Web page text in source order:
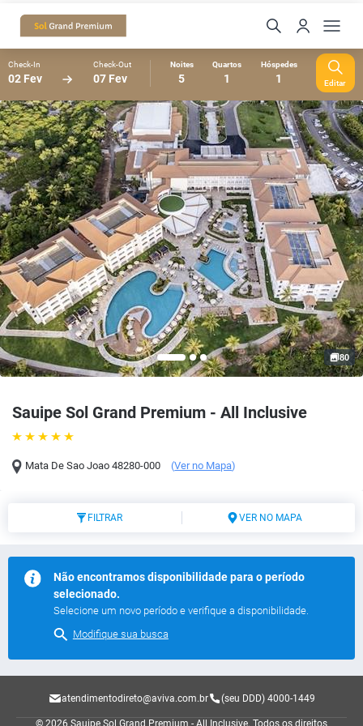
Check-In
02 Fev
Check-Out
07 Fev
Noites
5
Quartos
1
Hóspedes
1 Editar
Sauipe Sol Grand Premium - All Inclusive
Mata De Sao Joao 48280-000 (Ver no Mapa)
80
FILTRAR VER NO MAPA
Não encontramos disponibilidade para o período
selecionado.
Selecione um novo período e verifique a disponibilidade.
Modifique sua busca
atendimentodireto@aviva.com.br (seu DDD) 4000-1449
© 2026 Sauipe Sol Grand Premium - All Inclusive. Todos os direitos